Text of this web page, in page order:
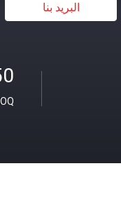
البريد بنا
50